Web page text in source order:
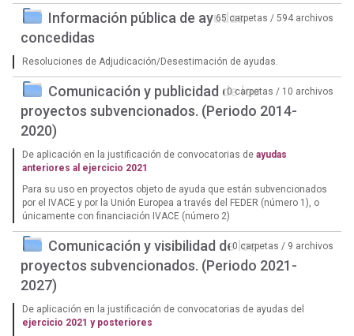
Información pública de ayudas
concedidas
65 carpetas / 594 archivos
Resoluciones de Adjudicación/Desestimación de ayudas.
Comunicación y publicidad de los
proyectos subvencionados. (Periodo 2014-
2020)
0 carpetas / 10 archivos
De aplicación en la justificación de convocatorias de ayudas
anteriores al ejercicio 2021
Para su uso en proyectos objeto de ayuda que están subvencionados
por el IVACE y por la Unión Europea a través del FEDER (número 1), o
únicamente con financiación IVACE (número 2)
Comunicación y visibilidad de los
proyectos subvencionados. (Periodo 2021-
2027)
0 carpetas / 9 archivos
De aplicación en la justificación de convocatorias de ayudas del
ejercicio 2021 y posteriores